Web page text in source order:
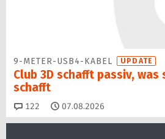
9-METER-USB4-KABEL UPDATE
Club 3D schafft passiv,
schafft
122 Kommentare
07.08.2026